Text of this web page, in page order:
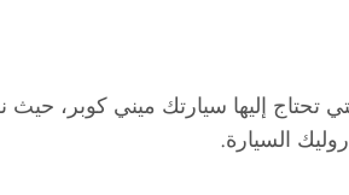
تحتاج إليها سيارتك ميني كوبر،
السيارة.